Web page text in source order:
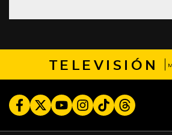
TELEVISIÓN
FacebookTwitterYoutubeInstagram
TikTokThreads